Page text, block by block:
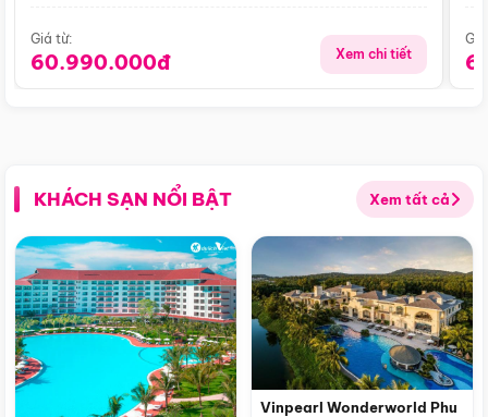
Giá từ:
60.990.000đ Xem chi tiết
KHÁCH SẠN NỔI BẬT Xem tất cả
Vinpearl Wonderworld Phu